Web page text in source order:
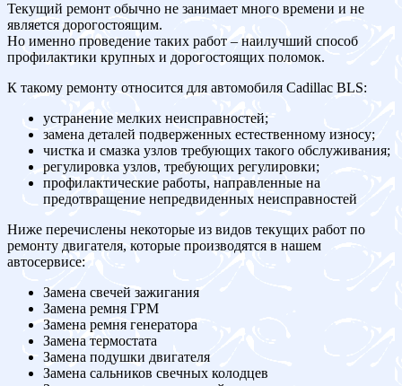
Текущий ремонт обычно не занимает много времени и не
является дорогостоящим.
Но именно проведение таких работ – наилучший способ
профилактики крупных и дорогостоящих поломок.
К такому ремонту относится для автомобиля Cadillac BLS:
устранение мелких неисправностей;
замена деталей подверженных естественному износу;
чистка и смазка узлов требующих такого обслуживания;
регулировка узлов, требующих регулировки;
профилактические работы, направленные на
предотвращение непредвиденных неисправностей
Ниже перечислены некоторые из видов текущих работ по
ремонту двигателя, которые производятся в нашем
автосервисе:
Замена свечей зажигания
Замена ремня ГРМ
Замена ремня генератора
Замена термостата
Замена подушки двигателя
Замена сальников свечных колодцев